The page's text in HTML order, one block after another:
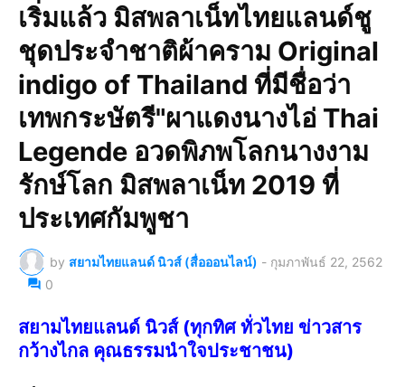
เริ่มแล้ว มิสพลาเน็ทไทยแลนด์ชู
ชุดประจำชาติผ้าคราม Original
indigo of Thailand ที่มีชื่อว่า
เทพกระษัตรี"ผาแดงนางไอ่ Thai
Legende อวดพิภพโลกนางงาม
รักษ์โลก มิสพลาเน็ท 2019 ที่
ประเทศกัมพูชา
by สยามไทยแลนด์ นิวส์ (สื่อออนไลน์) - กุมภาพันธ์ 22, 2562
0
สยามไทยแลนด์ นิวส์ (ทุกทิศ ทั่วไทย ข่าวสาร
กว้างไกล คุณธรรมนำใจประชาชน)